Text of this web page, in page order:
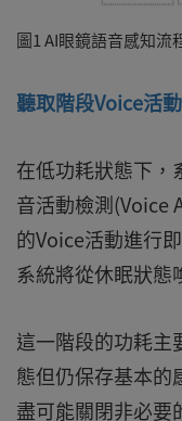
圖1 AI眼鏡語音感知流
聽取階段Voice活
在低功耗狀態下，
音活動檢測(Voice
的Voice活動進行
系統將從休眠狀態
這一階段的功耗主
態但仍保存基本的
盡可能關閉非必要